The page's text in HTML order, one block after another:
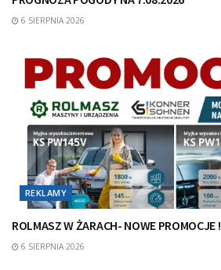
6 SIERPNIA 2026
REKLAMY
ROLMASZ W ŻARACH- NOWE PROMOCJE !
6 SIERPNIA 2026